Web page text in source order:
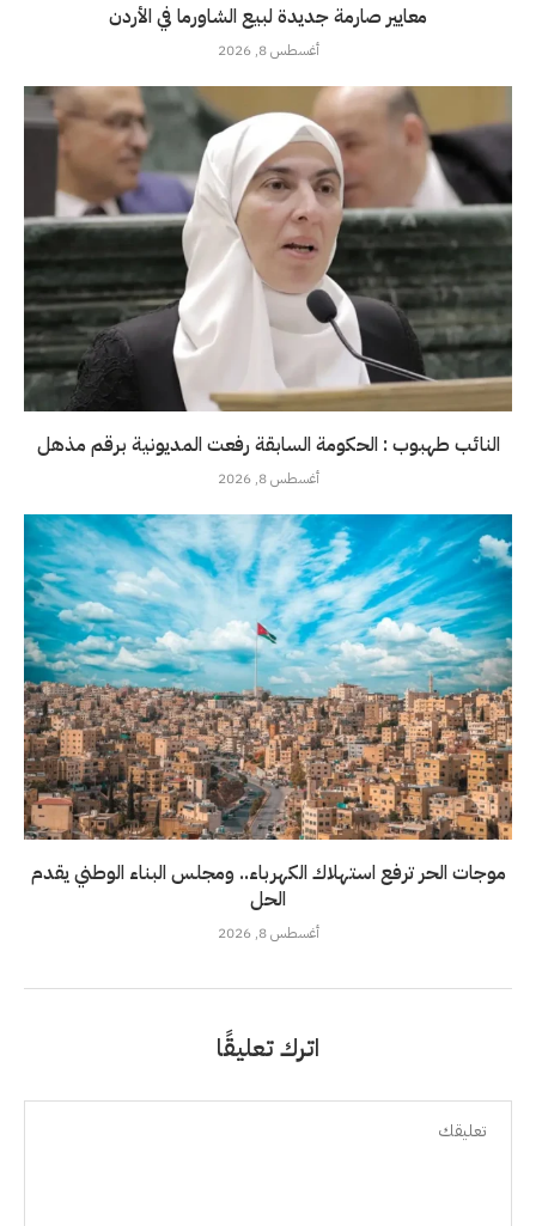
معايير صارمة جديدة لبيع الشاورما في الأردن
أغسطس 8, 2026
النائب طهبوب : الحكومة السابقة رفعت المديونية برقم مذهل
أغسطس 8, 2026
موجات الحر ترفع استهلاك الكهرباء.. ومجلس البناء الوطني يقدم
الحل
أغسطس 8, 2026
اترك تعليقًا